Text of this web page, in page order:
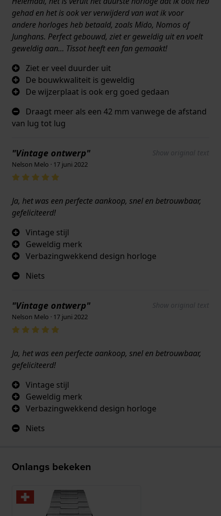
gehad en het is ook ver verwijderd van wat ik voor
andere horloges heb betaald, zoals Mido, Nomos of
Junghans. Perfect gebouwd, ziet er geweldig uit en voelt
geweldig aan... Tissot heeft een fan gemaakt!
Ziet er veel duurder uit
De bouwkwaliteit is geweldig
De wijzerplaat is ook erg goed gedaan
Draagt meer als een 42 mm vanwege de afstand
van lug tot lug
"Vintage ontwerp" Show original text
Nelson Melo · 17 juni 2022
Ja, het was een perfecte aankoop, snel en betrouwbaar,
gefeliciteerd!
Vintage stijl
Geweldig merk
Verbazingwekkend design horloge
Niets
"Vintage ontwerp" Show original text
Nelson Melo · 17 juni 2022
Ja, het was een perfecte aankoop, snel en betrouwbaar,
gefeliciteerd!
Vintage stijl
Geweldig merk
Verbazingwekkend design horloge
Niets
Onlangs bekeken